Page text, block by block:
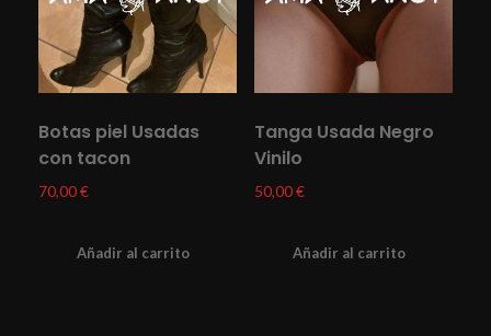
Botas piel Usadas
con tacon
70,00€
Añadir al carrito
Tanga Usada Negro
Vinilo
50,00€
Añadir al carrito